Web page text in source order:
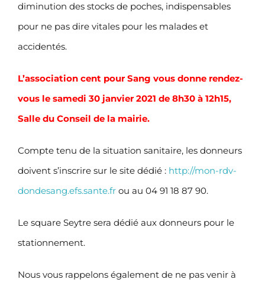
diminution des stocks de poches, indispensables
pour ne pas dire vitales pour les malades et
accidentés.
L’association cent pour Sang vous donne rendez-
vous le samedi 30 janvier 2021 de 8h30 à 12h15,
Salle du Conseil de la mairie.
Compte tenu de la situation sanitaire, les donneurs
doivent s’inscrire sur le site dédié : http://mon-rdv-
dondesang.efs.sante.fr ou au 04 91 18 87 90.
Le square Seytre sera dédié aux donneurs pour le
stationnement.
Nous vous rappelons également de ne pas venir à